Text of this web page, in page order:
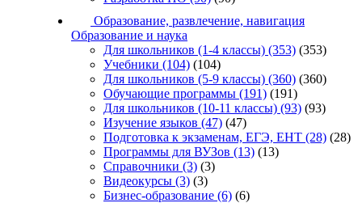
Образование, развлечение, навигация
Образование и наука
Для школьников (1-4 классы) (353) (353)
Учебники (104) (104)
Для школьников (5-9 классы) (360) (360)
Обучающие программы (191) (191)
Для школьников (10-11 классы) (93) (93)
Изучение языков (47) (47)
Подготовка к экзаменам, ЕГЭ, ЕНТ (28) (28)
Программы для ВУЗов (13) (13)
Справочники (3) (3)
Видеокурсы (3) (3)
Бизнес-образование (6) (6)